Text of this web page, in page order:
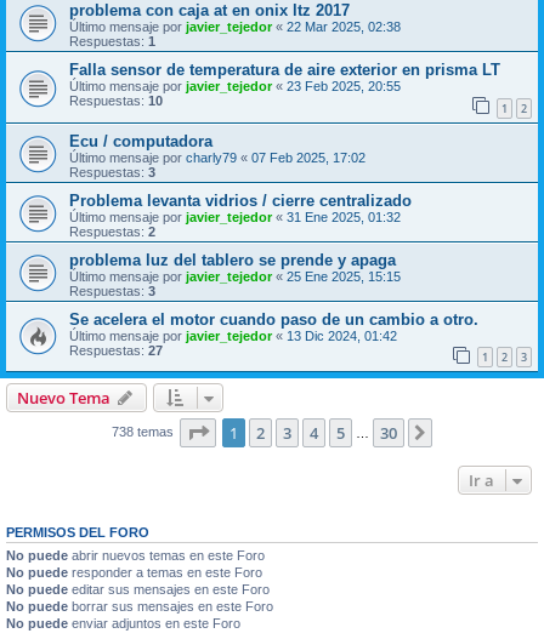
problema con caja at en onix ltz 2017
Último mensaje por javier_tejedor« 22 Mar 2025, 02:38
Respuestas: 1
Falla sensor de temperatura de aire exterior en prisma LT
Último mensaje por javier_tejedor« 23 Feb 2025, 20:55
Respuestas: 10 1 2
Ecu / computadora
Último mensaje por charly79 « 07 Feb 2025, 17:02
Respuestas: 3
Problema levanta vidrios / cierre centralizado
Último mensaje por javier_tejedor« 31 Ene 2025, 01:32
Respuestas: 2
problema luz del tablero se prende y apaga
Último mensaje por javier_tejedor« 25 Ene 2025, 15:15
Respuestas: 3
Se acelera el motor cuando paso de un cambio a otro.
Último mensaje por javier_tejedor« 13 Dic 2024, 01:42
Respuestas: 27 1 2 3
Nuevo Tema
738 temas Página de 30
1 2 3 4 5 30
Ir a
PERMISOS DEL FORO
No puede abrir nuevos temas en este Foro
No puede responder a temas en este Foro
No puede editar sus mensajes en este Foro
No puede borrar sus mensajes en este Foro
No puede enviar adjuntos en este Foro